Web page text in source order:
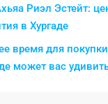
Риэл Эстейт:
в Хургаде
время для
может вас